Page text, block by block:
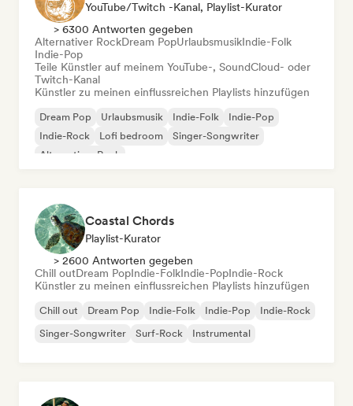
YouTube/Twitch -Kanal, Playlist-Kurator
> 6300 Antworten gegeben
Alternativer RockDream PopUrlaubsmusikIndie-Folk
Indie-Pop
Teile Künstler auf meinem YouTube-, SoundCloud- oder
Twitch-Kanal
Künstler zu meinen einflussreichen Playlists hinzufügen
Dream Pop Urlaubsmusik Indie-Folk
Indie-Pop
Indie-Rock
Lofi bedroom
Singer-Songwriter
Alternativer Rock
Coastal Chords
Playlist-Kurator
> 2600 Antworten gegeben
Chill outDream PopIndie-FolkIndie-PopIndie-Rock
Künstler zu meinen einflussreichen Playlists hinzufügen
Chill out Dream Pop Indie-Folk Indie-Pop
Indie-Rock
Singer-Songwriter
Surf-Rock Instrumental